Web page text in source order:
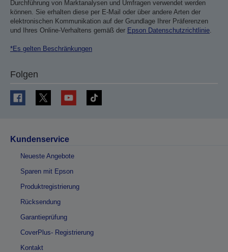
Durchführung von Marktanalysen und Umfragen verwendet werden
können. Sie erhalten diese per E-Mail oder über andere Arten der
elektronischen Kommunikation auf der Grundlage Ihrer Präferenzen
und Ihres Online-Verhaltens gemäß der Epson Datenschutzrichtlinie
*Es gelten Beschränkungen
Folgen
Kundenservice
Neueste Angebote
Sparen mit Epson
Produktregistrierung
Rücksendung
Garantieprüfung
CoverPlus- Registrierung
Kontakt